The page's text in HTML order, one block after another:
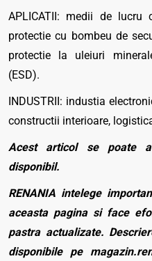
APLICATII: medii de lucru
protectie cu bombeu de
protectie la uleiuri
(ESD).
INDUSTRII: industia
constructii interioare,
Acest articol se poate
disponibil.
RENANIA intelege
aceasta pagina si face
pastra actualizate.
disponibile pe